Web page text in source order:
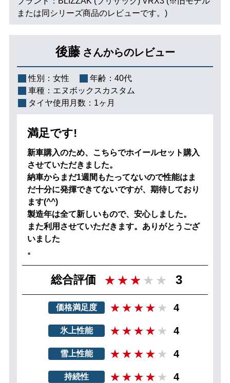
または同シリーズ商品のレビューです。)
後藤 さんからのレビュー
性別： 女性 年齢： 40代
車種： エヌボックスカスタム
タイヤ使用月数： 1ヶ月
満足です!
新車購入のため、こちらでホイールセット購入
させていただきました。
納車からまだ1週間もたってないので性能はま
だ十分に発揮できてないですが、期待しており
ます(^^)
製造年は全て新しいもので、安心しました。
また利用させていただきます。ありがとうござ
いました
。
総合評価 3
価格満足度 4
氷上性能 4
雪上性能 4
持続性 4